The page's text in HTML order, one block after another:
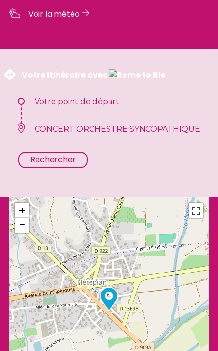
Voir la météo
Votre itinéraire avec
Rechercher
+
−